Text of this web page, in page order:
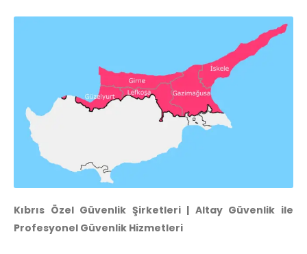
Kıbrıs Özel Güvenlik Şirketleri | Altay Güvenlik ile
Profesyonel Güvenlik Hizmetleri